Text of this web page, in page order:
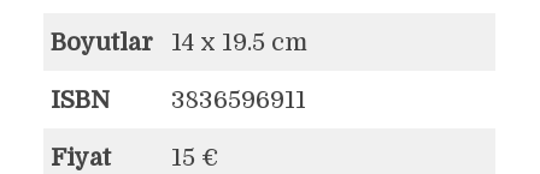
Boyutlar 14 x 19.5 cm
ISBN 3836596911
Fiyat 15 €